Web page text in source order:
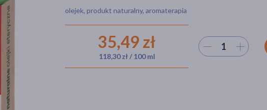
olejek, produkt naturalny, aromaterapia
35,49 zł
118,30 zł / 100 ml
Wybierz ilość